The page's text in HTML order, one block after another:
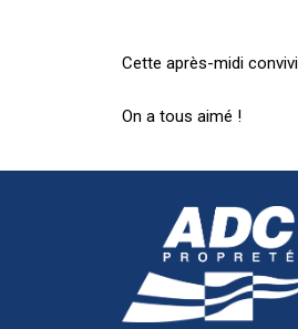
Cette après-midi
On a tous aimé !